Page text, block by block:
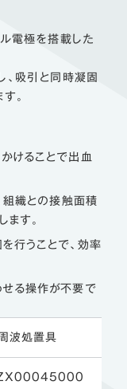
電極を搭載した
、吸引と同時凝固
。
けることで出血
組織との接触面積
ます。
行うことで、効率
る操作が不要で
波処置具